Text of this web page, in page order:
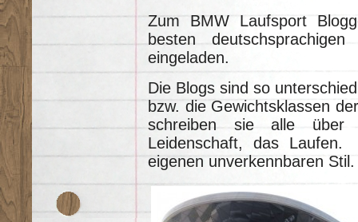
Zum BMW Laufsport
besten
eingeladen.
Die Blogs sind so
bzw. die Gewichtsklassen
schreiben sie alle
Leidenschaft, das
eigenen unverkennbaren Stil.